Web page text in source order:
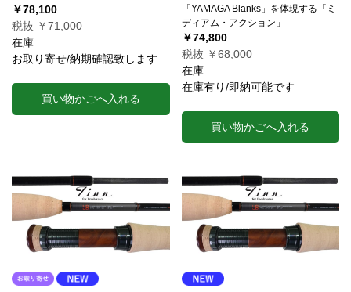
￥78,100
税抜 ￥71,000
在庫
お取り寄せ/納期確認致します
買い物かごへ入れる
「YAMAGA Blanks」を体現する「ミ
ディアム・アクション」
￥74,800
税抜 ￥68,000
在庫
在庫有り/即納可能です
買い物かごへ入れる